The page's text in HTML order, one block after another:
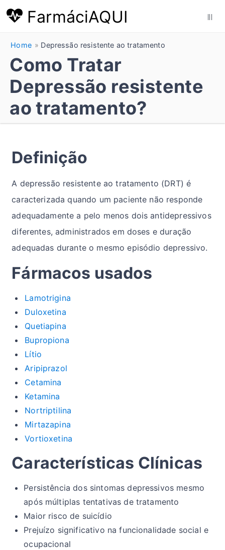
FarmáciAQUI
Home Depressão resistente ao tratamento
Como Tratar
Depressão resistente
ao tratamento?
Definição
A depressão resistente ao tratamento (DRT) é
caracterizada quando um paciente não responde
adequadamente a pelo menos dois antidepressivos
diferentes, administrados em doses e duração
adequadas durante o mesmo episódio depressivo.
Fármacos usados
Lamotrigina
Duloxetina
Quetiapina
Bupropiona
Lítio
Aripiprazol
Cetamina
Ketamina
Nortriptilina
Mirtazapina
Vortioxetina
Características Clínicas
Persistência dos sintomas depressivos mesmo
após múltiplas tentativas de tratamento
Maior risco de suicídio
Prejuízo significativo na funcionalidade social e
ocupacional